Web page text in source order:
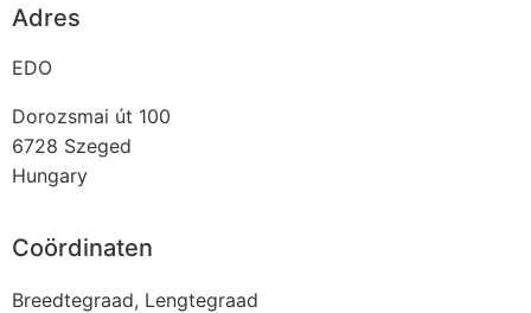
Adres
EDO
Dorozsmai út 100
6728 Szeged
Hungary
Coördinaten
Breedtegraad, Lengtegraad